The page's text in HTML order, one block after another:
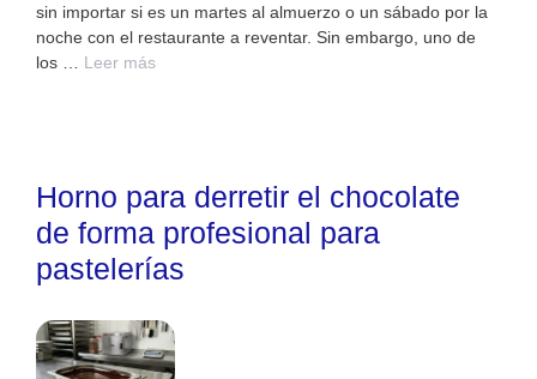
sin importar si es un martes al almuerzo o un sábado por la
noche con el restaurante a reventar. Sin embargo, uno de
los … Leer más
Horno para derretir el chocolate
de forma profesional para
pastelerías